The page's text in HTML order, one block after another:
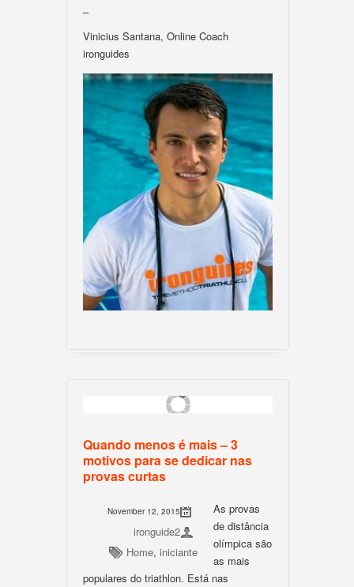
–
Vinicius Santana, Online Coach
ironguides
Quando menos é mais – 3
motivos para se dedicar nas
provas curtas
November 12, 2015
ironguide2
Home, iniciante
As provas
de distância
olímpica são
as mais
populares do triathlon. Está nas